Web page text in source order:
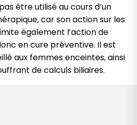
être utilisé au cours d’un
car son action sur les
également l’action de
en cure préventive. Il est
aux femmes enceintes, ainsi
de calculs biliaires.